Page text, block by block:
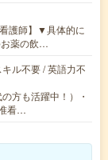
護師】▼具体的に
薬の飲…
ル不要 / 英語力不
方も活躍中！）・
看…